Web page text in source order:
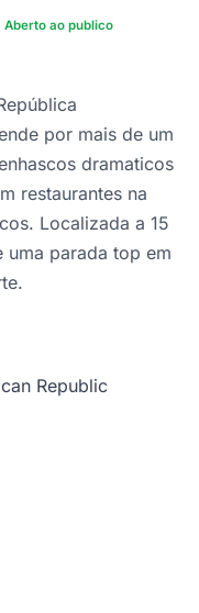
Aberto ao publico
por mais de um
dramaticos
restaurantes na
Localizada a 15
uma parada top em
Republic